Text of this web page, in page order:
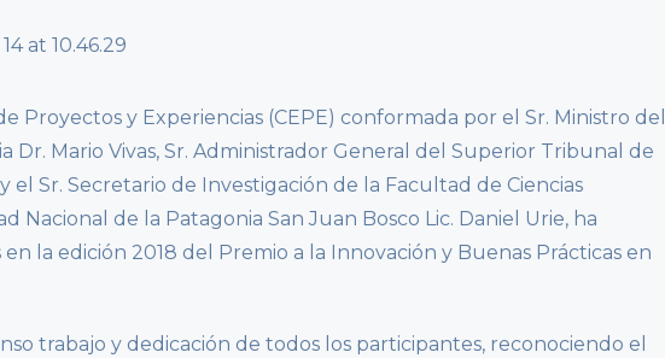
Proyectos y Experiencias (CEPE) conformada por el Sr. Ministro del
Dr. Mario Vivas, Sr. Administrador General del Superior Tribunal de
el Sr. Secretario de Investigación de la Facultad de Ciencias
Nacional de la Patagonia San Juan Bosco Lic. Daniel Urie, ha
la edición 2018 del Premio a la Innovación y Buenas Prácticas en
trabajo y dedicación de todos los participantes, reconociendo el